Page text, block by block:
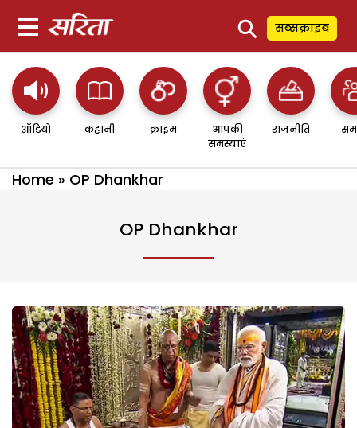
⚲ सब्सक्राइब
ऑडियो कहानी क्राइम
आपकी
समस्याएं
राजनीति
Home » OP Dhankhar
OP Dhankhar